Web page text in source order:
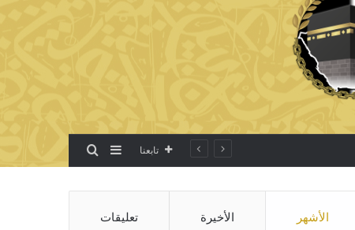
تابعنا إضافة عمود جانبي
بحث عن
الأشهر الأخيرة تعليقات